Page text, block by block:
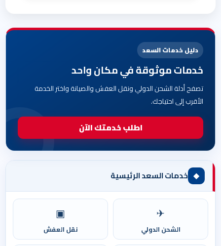
دليل خدمات السعد
خدمات موثوقة في مكان واحد
تصفح أدلة الشحن الدولي ونقل العفش والصيانة واختر الخدمة
الأقرب إلى احتياجك.
اطلب خدمتك الآن
◆ خدمات السعد الرئيسية
✈
الشحن الدولي
▣
نقل العفش